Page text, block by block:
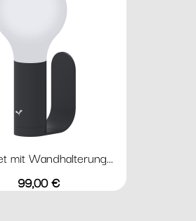
mit Wandhalterung...
Preis
99,00 €